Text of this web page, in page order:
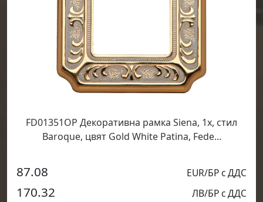
FD01351OP Декоративна рамка Siena, 1х, стил
Baroque, цвят Gold White Patina, Fede...
87.08 EUR/БР с ДДС
170.32 ЛВ/БР с ДДС